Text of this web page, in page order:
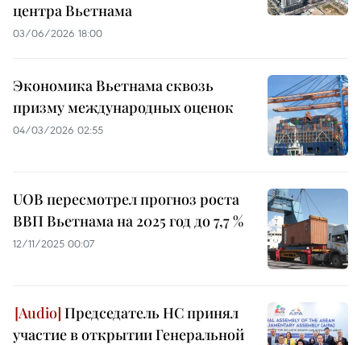
центра Вьетнама
03/06/2026 18:00
Экономика Вьетнама сквозь
призму международных оценок
04/03/2026 02:55
UOB пересмотрел прогноз роста
ВВП Вьетнама на 2025 год до 7,7 %
12/11/2025 00:07
Председатель НС принял
участие в открытии Генеральной